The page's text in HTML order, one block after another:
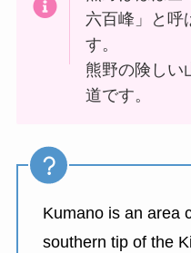
六百峰」と呼
す。
熊野の険しい
道です。
Kumano is an area
southern tip of the